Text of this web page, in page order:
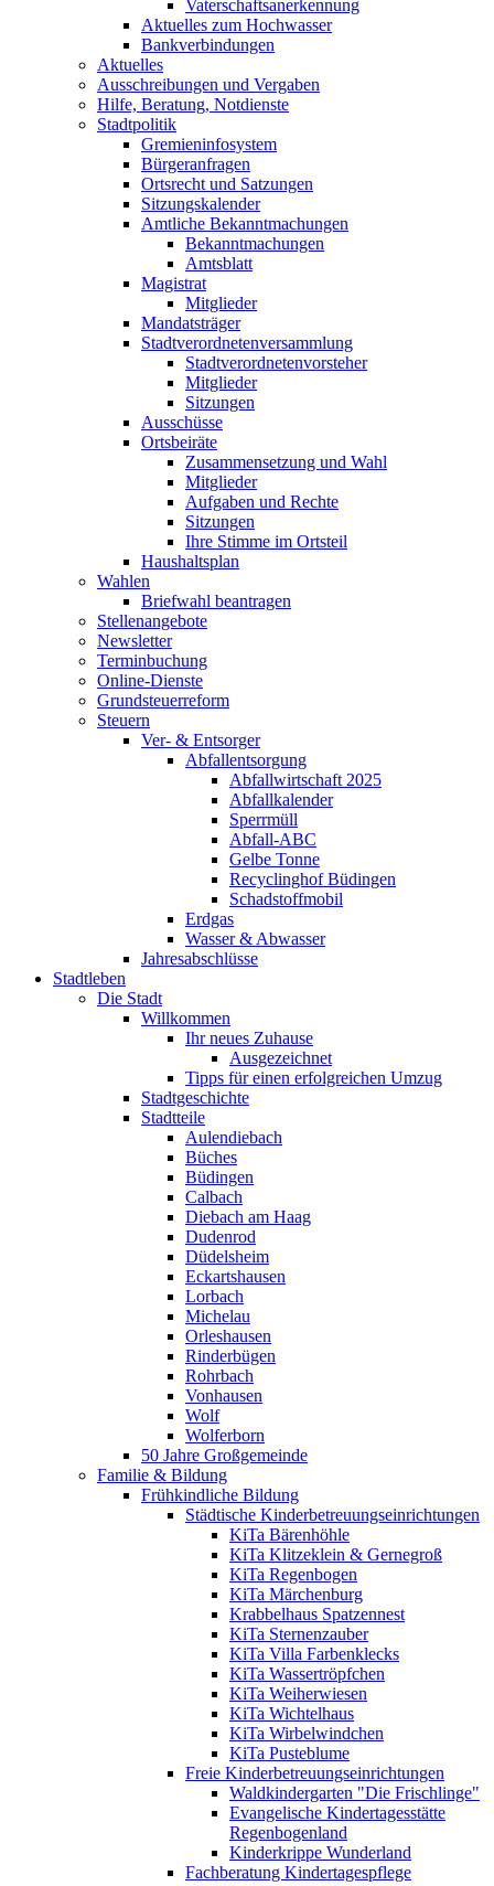
Vaterschaftsanerkennung
Aktuelles zum Hochwasser
Bankverbindungen
Aktuelles
Ausschreibungen und Vergaben
Hilfe, Beratung, Notdienste
Stadtpolitik
Gremieninfosystem
Bürgeranfragen
Ortsrecht und Satzungen
Sitzungskalender
Amtliche Bekanntmachungen
Bekanntmachungen
Amtsblatt
Magistrat
Mitglieder
Mandatsträger
Stadtverordnetenversammlung
Stadtverordnetenvorsteher
Mitglieder
Sitzungen
Ausschüsse
Ortsbeiräte
Zusammensetzung und Wahl
Mitglieder
Aufgaben und Rechte
Sitzungen
Ihre Stimme im Ortsteil
Haushaltsplan
Wahlen
Briefwahl beantragen
Stellenangebote
Newsletter
Terminbuchung
Online-Dienste
Grundsteuerreform
Steuern
Ver- & Entsorger
Abfallentsorgung
Abfallwirtschaft 2025
Abfallkalender
Sperrmüll
Abfall-ABC
Gelbe Tonne
Recyclinghof Büdingen
Schadstoffmobil
Erdgas
Wasser & Abwasser
Jahresabschlüsse
Stadtleben
Die Stadt
Willkommen
Ihr neues Zuhause
Ausgezeichnet
Tipps für einen erfolgreichen Umzug
Stadtgeschichte
Stadtteile
Aulendiebach
Büches
Büdingen
Calbach
Diebach am Haag
Dudenrod
Düdelsheim
Eckartshausen
Lorbach
Michelau
Orleshausen
Rinderbügen
Rohrbach
Vonhausen
Wolf
Wolferborn
50 Jahre Großgemeinde
Familie & Bildung
Frühkindliche Bildung
Städtische Kinderbetreuungseinrichtungen
KiTa Bärenhöhle
KiTa Klitzeklein & Gernegroß
KiTa Regenbogen
KiTa Märchenburg
Krabbelhaus Spatzennest
KiTa Sternenzauber
KiTa Villa Farbenklecks
KiTa Wassertröpfchen
KiTa Weiherwiesen
KiTa Wichtelhaus
KiTa Wirbelwindchen
KiTa Pusteblume
Freie Kinderbetreuungseinrichtungen
Waldkindergarten "Die Frischlinge"
Evangelische Kindertagesstätte
Regenbogenland
Kinderkrippe Wunderland
Fachberatung Kindertagespflege